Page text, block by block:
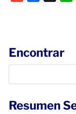
o
k
Encontrar
Resumen